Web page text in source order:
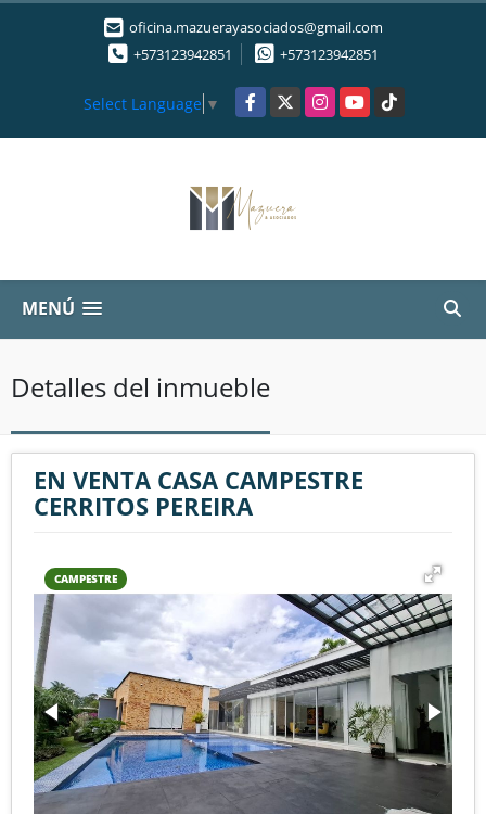
oficina.mazuerayasociados@gmail.com
+573123942851
+573123942851
Select Language ▼ Facebook
X InstagramYouTubeTikTok
MENÚ
Detalles del inmueble
EN VENTA CASA CAMPESTRE
CERRITOS PEREIRA
CAMPESTRE